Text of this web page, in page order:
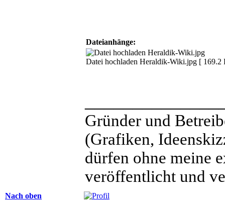
Dateianhänge:
Datei hochladen Heraldik-Wiki.jpg [ 169.2
Gründer und
(Grafiken,
dürfen ohne meine
veröffentlicht und
Nach oben